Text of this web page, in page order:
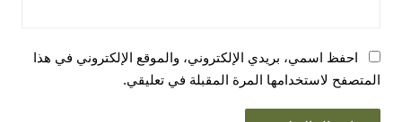
احفظ اسمي، بريدي الإلكتروني، والموقع الإلكتروني في هذا
المتصفح لاستخدامها المرة المقبلة في تعليقي.